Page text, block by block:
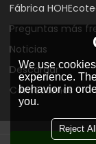
Fábrica
Preguntas más
Noticias
Descargar
Contáctenos
We use
experience.
behavior in
you.
Reject All